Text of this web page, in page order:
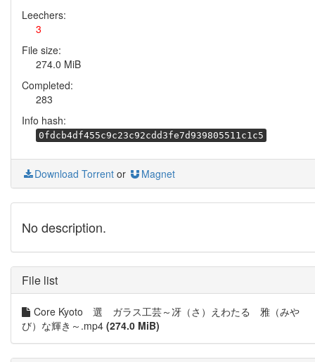
Leechers:
3
File size:
274.0 MiB
Completed:
283
Info hash:
0fdcb4df455c9c23c92cdd3fe7d939805511c1c5
Download Torrent or Magnet
No description.
File list
Core Kyoto 選 ガラス工芸～冴（さ）えわたる 雅（みや
び）な輝き～.mp4 (274.0 MiB)